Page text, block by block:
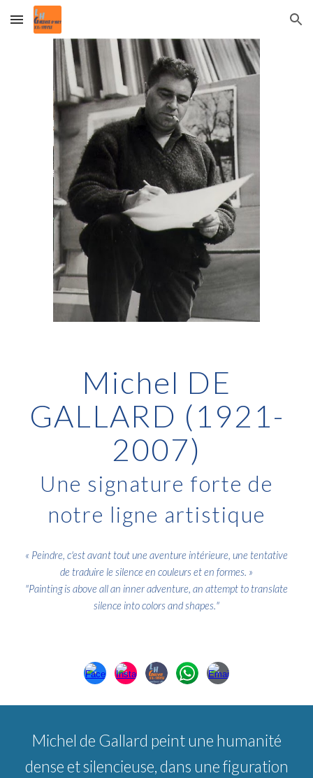
Skip to main content Skip to navigation
Michel DE
GALLARD (1921-
2007)
Une signature forte de
notre ligne artistique
« Peindre, c'est avant tout une aventure intérieure, une tentative
de traduire le silence en couleurs et en formes. »
"Painting is above all an inner adventure, an attempt to translate
silence into colors and shapes."
Michel de Gallard peint une humanité
dense et silencieuse, dans une figuration